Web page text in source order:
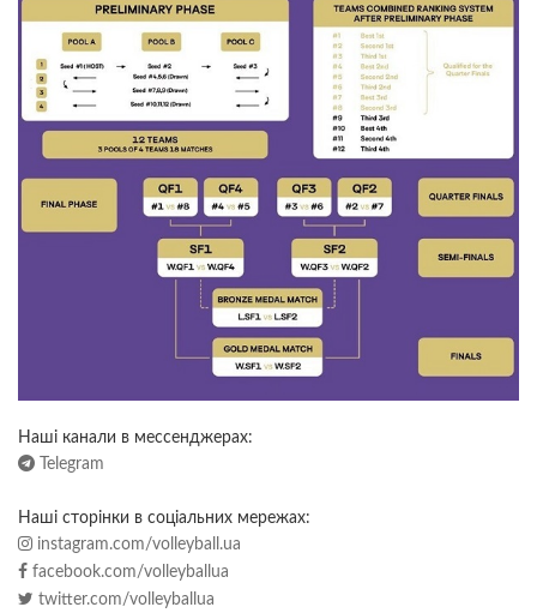
Наші канали в мессенджерах:
Telegram
Наші сторінки в соціальних мережах:
instagram.com/volleyball.ua
facebook.com/volleyballua
twitter.com/volleyballua